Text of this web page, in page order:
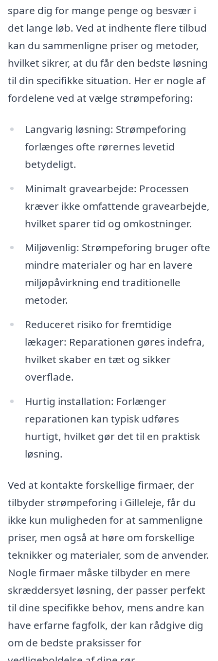
spare dig for mange penge og besvær i
det lange løb. Ved at indhente flere tilbud
kan du sammenligne priser og metoder,
hvilket sikrer, at du får den bedste løsning
til din specifikke situation. Her er nogle af
fordelene ved at vælge strømpeforing:
Langvarig løsning: Strømpeforing
forlænges ofte rørernes levetid
betydeligt.
Minimalt gravearbejde: Processen
kræver ikke omfattende gravearbejde,
hvilket sparer tid og omkostninger.
Miljøvenlig: Strømpeforing bruger ofte
mindre materialer og har en lavere
miljøpåvirkning end traditionelle
metoder.
Reduceret risiko for fremtidige
lækager: Reparationen gøres indefra,
hvilket skaber en tæt og sikker
overflade.
Hurtig installation: Forlænger
reparationen kan typisk udføres
hurtigt, hvilket gør det til en praktisk
løsning.
Ved at kontakte forskellige firmaer, der
tilbyder strømpeforing i Gilleleje, får du
ikke kun muligheden for at sammenligne
priser, men også at høre om forskellige
teknikker og materialer, som de anvender.
Nogle firmaer måske tilbyder en mere
skræddersyet løsning, der passer perfekt
til dine specifikke behov, mens andre kan
have erfarne fagfolk, der kan rådgive dig
om de bedste praksisser for